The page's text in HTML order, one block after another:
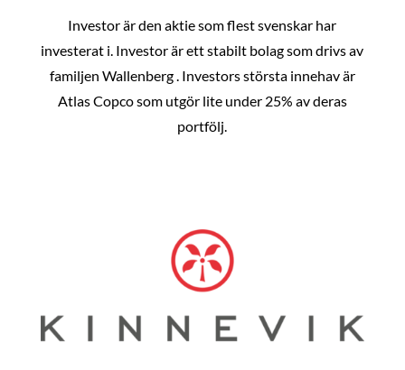
Investor är den aktie som flest svenskar har
investerat i. Investor är ett stabilt bolag som drivs av
familjen Wallenberg . Investors största innehav är
Atlas Copco som utgör lite under 25% av deras
portfölj.